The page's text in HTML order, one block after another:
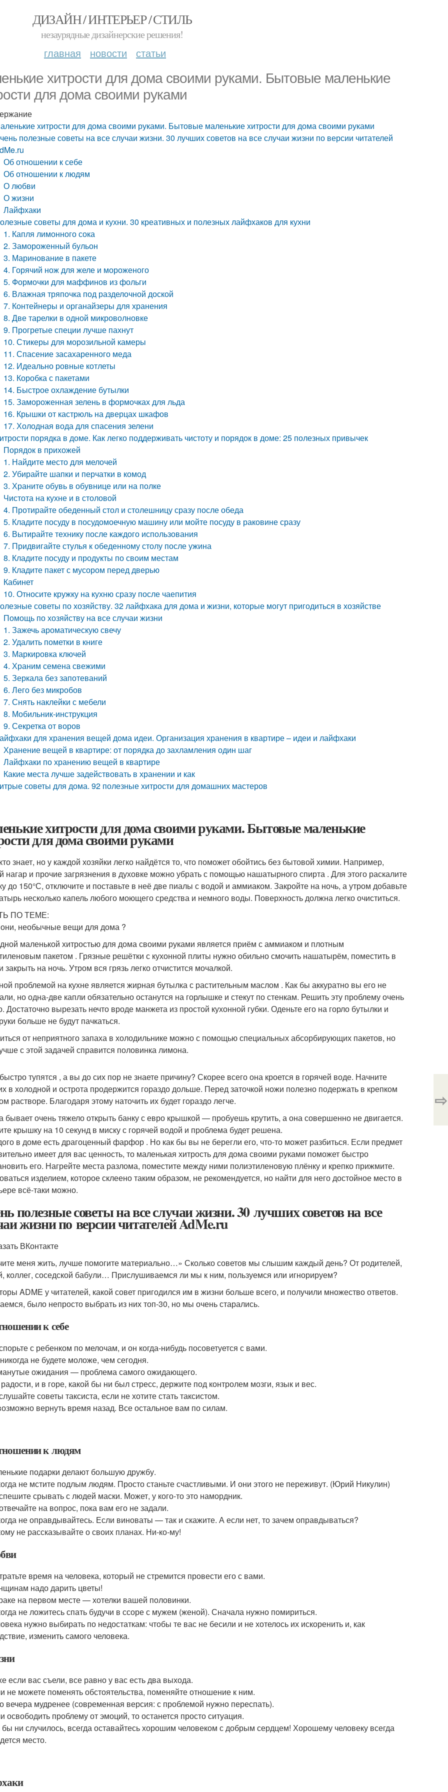
ДИЗАЙН / ИНТЕРЬЕР / СТИЛЬ
незаурядные дизайнерские решения!
главная новости статьи
хитрости для дома своими руками. Бытовые маленькие
для дома своими руками
хитрости для дома своими руками. Бытовые маленькие хитрости для дома своими руками
полезные советы на все случаи жизни. 30 лучших советов на все случаи жизни по версии читателей
Об отношении к себе
Об отношении к людям
О любви
О жизни
Лайфхаки
советы для дома и кухни. 30 креативных и полезных лайфхаков для кухни
1. Капля лимонного сока
2. Замороженный бульон
3. Маринование в пакете
4. Горячий нож для желе и мороженого
5. Формочки для маффинов из фольги
6. Влажная тряпочка под разделочной доской
7. Контейнеры и органайзеры для хранения
8. Две тарелки в одной микроволновке
9. Прогретые специи лучше пахнут
10. Стикеры для морозильной камеры
11. Спасение засахаренного меда
12. Идеально ровные котлеты
13. Коробка с пакетами
14. Быстрое охлаждение бутылки
15. Замороженная зелень в формочках для льда
16. Крышки от кастрюль на дверцах шкафов
17. Холодная вода для спасения зелени
порядка в доме. Как легко поддерживать чистоту и порядок в доме: 25 полезных привычек
Порядок в прихожей
1. Найдите место для мелочей
2. Убирайте шапки и перчатки в комод
3. Храните обувь в обувнице или на полке
Чистота на кухне и в столовой
4. Протирайте обеденный стол и столешницу сразу после обеда
5. Кладите посуду в посудомоечную машину или мойте посуду в раковине сразу
6. Вытирайте технику после каждого использования
7. Придвигайте стулья к обеденному столу после ужина
8. Кладите посуду и продукты по своим местам
9. Кладите пакет с мусором перед дверью
Кабинет
10. Относите кружку на кухню сразу после чаепития
советы по хозяйству. 32 лайфхака для дома и жизни, которые могут пригодиться в хозяйстве
Помощь по хозяйству на все случаи жизни
1. Зажечь ароматическую свечу
2. Удалить пометки в книге
3. Маркировка ключей
4. Храним семена свежими
5. Зеркала без запотеваний
6. Лего без микробов
7. Снять наклейки с мебели
8. Мобильник-инструкция
9. Секретка от воров
для хранения вещей дома идеи. Организация хранения в квартире – идеи и лайфхаки
Хранение вещей в квартире: от порядка до захламления один шаг
Лайфхаки по хранению вещей в квартире
Какие места лучше задействовать в хранении и как
советы для дома. 92 полезные хитрости для домашних мастеров
хитрости для дома своими руками. Бытовые маленькие
для дома своими руками
знает, но у каждой хозяйки легко найдётся то, что поможет обойтись без бытовой химии. Например,
нагар и прочие загрязнения в духовке можно убрать с помощью нашатырного спирта . Для этого раскалите
до 150°С, отключите и поставьте в неё две пиалы с водой и аммиаком. Закройте на ночь, а утром добавьте
несколько капель любого моющего средства и немного воды. Поверхность должна легко очиститься.
ПО ТЕМЕ:
необычные вещи для дома ?
маленькой хитростью для дома своими руками является приём с аммиаком и плотным
пакетом . Грязные решётки с кухонной плиты нужно обильно смочить нашатырём, поместить в
закрыть на ночь. Утром вся грязь легко отчистится мочалкой.
проблемой на кухне является жирная бутылка с растительным маслом . Как бы аккуратно вы его не
но одна-две капли обязательно останутся на горлышке и стекут по стенкам. Решить эту проблему очень
Достаточно вырезать нечто вроде манжета из простой кухонной губки. Оденьте его на горло бутылки и
больше не будут пачкаться.
от неприятного запаха в холодильнике можно с помощью специальных абсорбирующих пакетов, но
с этой задачей справится половинка лимона.
тупятся , а вы до сих пор не знаете причину? Скорее всего она кроется в горячей воде. Начните
в холодной и острота продержится гораздо дольше. Перед заточкой ножи полезно подержать в крепком
растворе. Благодаря этому наточить их будет гораздо легче.
бывает очень тяжело открыть банку с евро крышкой — пробуешь крутить, а она совершенно не двигается.
крышку на 10 секунд в миску с горячей водой и проблема будет решена.
в доме есть драгоценный фарфор . Но как бы вы не берегли его, что-то может разбиться. Если предмет
имеет для вас ценность, то маленькая хитрость для дома своими руками поможет быстро
его. Нагрейте места разлома, поместите между ними полиэтиленовую плёнку и крепко прижмите.
изделием, которое склеено таким образом, не рекомендуется, но найти для него достойное место в
всё-таки можно.
полезные советы на все случаи жизни. 30 лучших советов на все
жизни по версии читателей AdMe.ru
ВКонтакте
меня жить, лучше помогите материально…» Сколько советов мы слышим каждый день? От родителей,
коллег, соседской бабули… Прислушиваемся ли мы к ним, пользуемся или игнорируем?
ADME у читателей, какой совет пригодился им в жизни больше всего, и получили множество ответов.
было непросто выбрать из них топ-30, но мы очень старались.
к себе
с ребенком по мелочам, и он когда-нибудь посоветуется с вами.
не будете моложе, чем сегодня.
ожидания — проблема самого ожидающего.
и в горе, какой бы ни был стресс, держите под контролем мозги, язык и вес.
советы таксиста, если не хотите стать таксистом.
вернуть время назад. Все остальное вам по силам.
к людям
подарки делают большую дружбу.
не мстите подлым людям. Просто станьте счастливыми. И они этого не переживут. (Юрий Никулин)
срывать с людей маски. Может, у кого-то это намордник.
на вопрос, пока вам его не задали.
не оправдывайтесь. Если виноваты — так и скажите. А если нет, то зачем оправдываться?
не рассказывайте о своих планах. Ни-ко-му!
время на человека, который не стремится провести его с вами.
надо дарить цветы!
на первом месте — хотелки вашей половинки.
не ложитесь спать будучи в ссоре с мужем (женой). Сначала нужно помириться.
нужно выбирать по недостаткам: чтобы те вас не бесили и не хотелось их искоренить и, как
изменить самого человека.
если вас съели, все равно у вас есть два выхода.
не можете поменять обстоятельства, поменяйте отношение к ним.
вечера мудренее (современная версия: с проблемой нужно переспать).
освободить проблему от эмоций, то останется просто ситуация.
ни случилось, всегда оставайтесь хорошим человеком с добрым сердцем! Хорошему человеку всегда
место.
⇨